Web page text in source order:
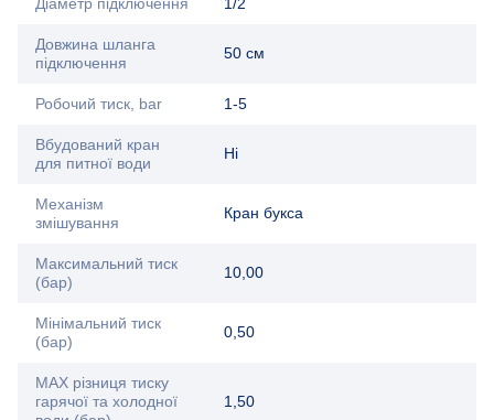
Довжина шланга
підключення
50 см
Робочий тиск, bar 1-5
Вбудований кран
для питної води
Ні
Механізм
змішування
Кран букса
Максимальний тиск
(бар)
10,00
Мінімальний тиск
(бар)
0,50
MAX різниця тиску
гарячої та холодної
1,50